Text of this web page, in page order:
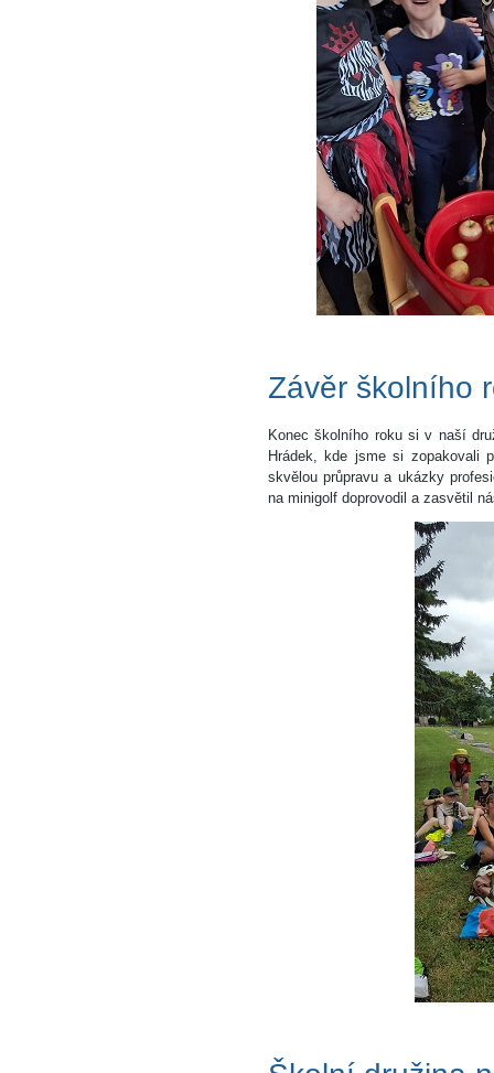
Závěr školního
Konec školního roku si v naší
Hrádek, kde jsme si zopakovali
skvělou průpravu a ukázky
na minigolf doprovodil a zasvětil